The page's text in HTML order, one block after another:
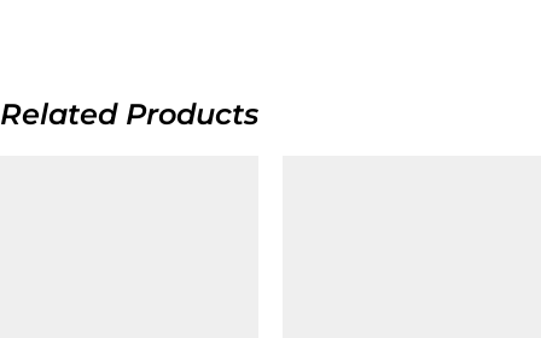
Related Products